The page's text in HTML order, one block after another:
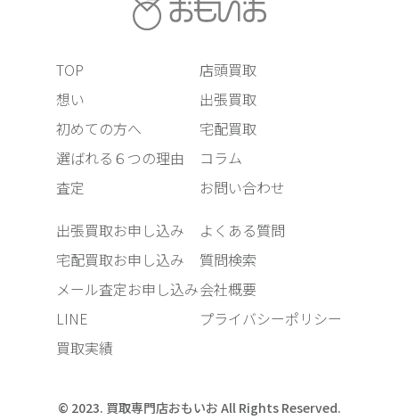
TOP
想い
初めての方へ
選ばれる６つの理由
査定
店頭買取
出張買取
宅配買取
コラム
お問い合わせ
出張買取お申し込み
宅配買取お申し込み
メール査定お申し込み
LINE
買取実績
よくある質問
質問検索
会社概要
プライバシーポリシー
© 2023. 買取専門店おもいお All Rights Reserved.